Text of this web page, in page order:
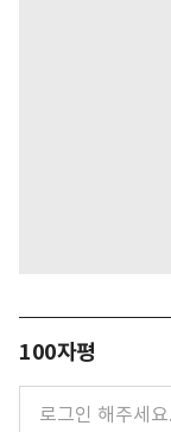
100자평